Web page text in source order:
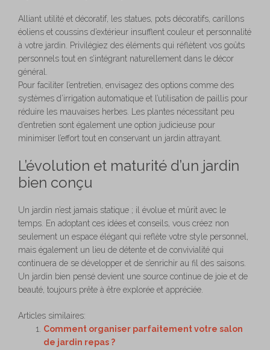
Alliant utilité et décoratif, les statues, pots décoratifs, carillons
éoliens et coussins d’extérieur insufflent couleur et personnalité
à votre jardin. Privilégiez des éléments qui réflètent vos goûts
personnels tout en s’intégrant naturellement dans le décor
général.
Pour faciliter l’entretien, envisagez des options comme des
systèmes d’irrigation automatique et l’utilisation de paillis pour
réduire les mauvaises herbes. Les plantes nécessitant peu
d’entretien sont également une option judicieuse pour
minimiser l’effort tout en conservant un jardin attrayant.
L’évolution et maturité d’un jardin
bien conçu
Un jardin n’est jamais statique ; il évolue et mûrit avec le
temps. En adoptant ces idées et conseils, vous créez non
seulement un espace élégant qui reflète votre style personnel,
mais également un lieu de détente et de convivialité qui
continuera de se développer et de s’enrichir au fil des saisons.
Un jardin bien pensé devient une source continue de joie et de
beauté, toujours prête à être explorée et appréciée.
Articles similaires:
Comment organiser parfaitement votre salon
de jardin repas ?